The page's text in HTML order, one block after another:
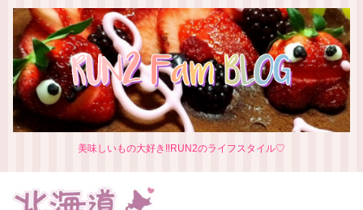
美味しいもの大好き‼RUN2のライフスタイル♡